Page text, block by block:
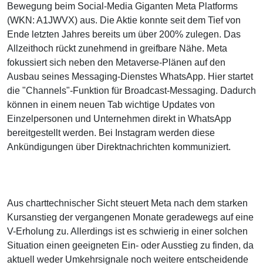
Bewegung beim Social-Media Giganten Meta Platforms
(WKN: A1JWVX) aus. Die Aktie konnte seit dem Tief von
Ende letzten Jahres bereits um über 200% zulegen. Das
Allzeithoch rückt zunehmend in greifbare Nähe. Meta
fokussiert sich neben den Metaverse-Plänen auf den
Ausbau seines Messaging-Dienstes WhatsApp. Hier startet
die "Channels"-Funktion für Broadcast-Messaging. Dadurch
können in einem neuen Tab wichtige Updates von
Einzelpersonen und Unternehmen direkt in WhatsApp
bereitgestellt werden. Bei Instagram werden diese
Ankündigungen über Direktnachrichten kommuniziert.
Aus charttechnischer Sicht steuert Meta nach dem starken
Kursanstieg der vergangenen Monate geradewegs auf eine
V-Erholung zu. Allerdings ist es schwierig in einer solchen
Situation einen geeigneten Ein- oder Ausstieg zu finden, da
aktuell weder Umkehrsignale noch weitere entscheidende